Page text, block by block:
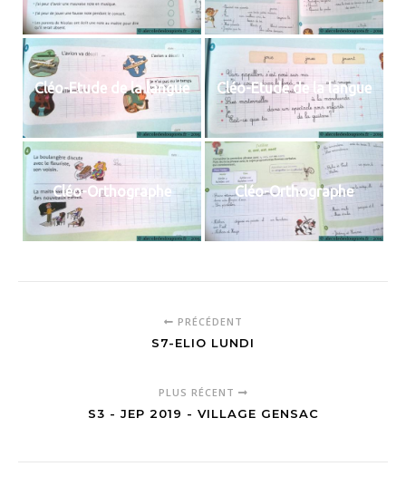
Cléo-Etude de la langue Cléo-Etude de la langue
Cléo-Orthographe Cléo-Orthographe
PRÉCÉDENT
S7-ELIO LUNDI
PLUS RÉCENT
S3 - JEP 2019 - VILLAGE GENSAC